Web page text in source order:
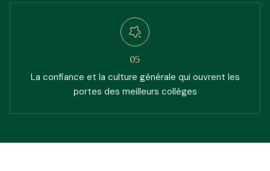
05
La confiance et la culture générale qui ouvrent les
portes des meilleurs collèges